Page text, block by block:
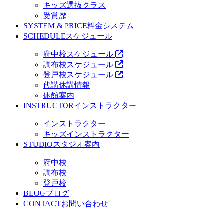
キッズ選抜クラス
受賞歴
SYSTEM & PRICE料金システム
SCHEDULEスケジュール
府中校スケジュール
調布校スケジュール
登戸校スケジュール
代講休講情報
休館案内
INSTRUCTORインストラクター
インストラクター
キッズインストラクター
STUDIOスタジオ案内
府中校
調布校
登戸校
BLOGブログ
CONTACTお問い合わせ